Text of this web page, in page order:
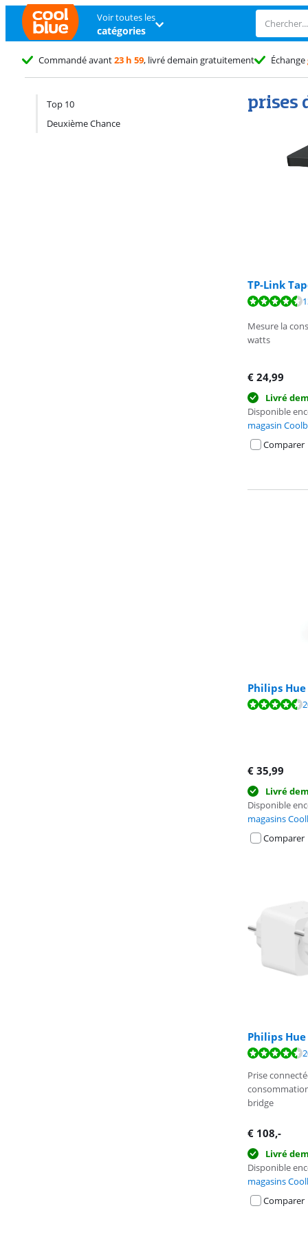
Voir toutes les
catégories
Commandé avant23 h 59, livré demain gratuitement Échange
Top 10
Deuxième Chance
prises
TP-Link
La note est de
Mesure la
watts
€ 24,99
Livré
Disponible
magasin
Comparer
Philips Hue
La note est de
€ 35,99
Livré
Disponible
magasins
Comparer
La note est de
La note est de
Philips Hue
La note est de
Prise
bridge
€ 108,-
Livré
Disponible
magasins
Comparer
La note est de
La note est de